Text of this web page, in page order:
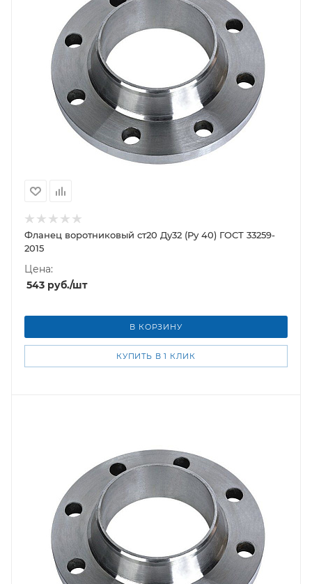
Фланец воротниковый ст20 Ду32 (Ру 40) ГОСТ 33259-
2015
Цена:
543 руб./шт
В КОРЗИНУ
КУПИТЬ В 1 КЛИК